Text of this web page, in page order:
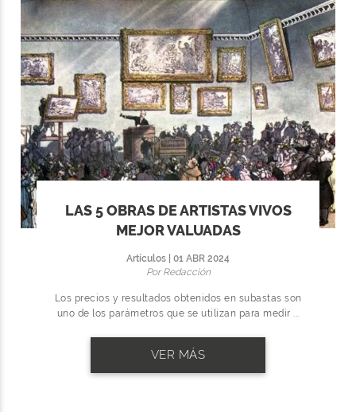
LAS 5 OBRAS DE ARTISTAS VIVOS
MEJOR VALUADAS
Artículos | 01 ABR 2024
Por Redacción
Los precios y resultados obtenidos en subastas son
uno de los parámetros que se utilizan para medir ...
VER MÁS